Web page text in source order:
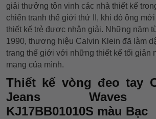
giải thưởng tôn vinh các nhà thiết kế
chiến tranh thế giới thứ II, khi đó ông
thiết kế trẻ được nhận giải. Những năm
1990, thương hiệu Calvin Klein đã làm
trang thế giới với những thiết kế tối giản
mạng của mình.
Thiết kế vòng đeo tay
Jeans Waves
KJ17BB01010S màu Bạc